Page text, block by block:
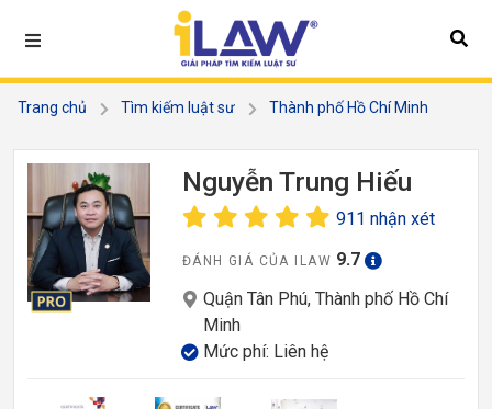
Trang chủ Tìm kiếm luật sư
Thành phố Hồ Chí Minh
Nguyễn Trung Hiếu
911 nhận xét
ĐÁNH GIÁ CỦA ILAW 9.7
Quận Tân Phú, Thành phố Hồ Chí
Minh
Mức phí: Liên hệ